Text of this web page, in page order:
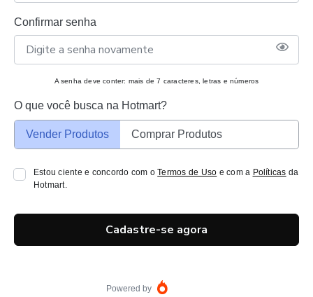
Confirmar senha
A senha deve conter: mais de 7 caracteres, letras e números
O que você busca na Hotmart?
Vender Produtos Comprar Produtos
Estou ciente e concordo com oTermos de Uso e com a Políticas da
Hotmart.
Cadastre-se agora
Powered by